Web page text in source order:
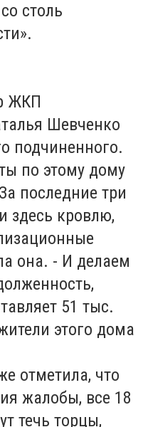
столь
ЖКП
Шевченко
подчиненного.
по этому дому
последние три
здесь кровлю,
она. - И делаем
51 тыс.
этого дома
отметила, что
жалобы, все 18
течь торцы,